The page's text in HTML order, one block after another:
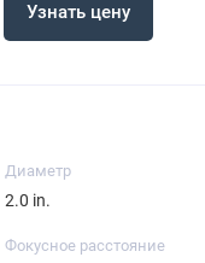
Узнать цену
Диаметр
2.0 in.
Фокусное расстояние